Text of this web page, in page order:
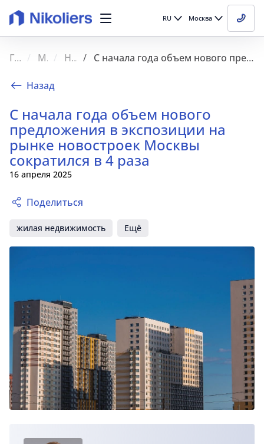
RU Москва
Главная Медиа Новости С начала года объем нового предложения в экспозиции на рынке новостроек Москвы сократился в 4 раза
Назад
С начала года объем нового
предложения в экспозиции на
рынке новостроек Москвы
сократился в 4 раза
16 апреля 2025
Поделиться
жилая недвижимость Ещё